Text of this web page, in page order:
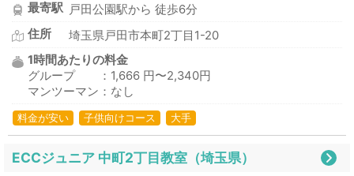
最寄駅 戸田公園駅から 徒歩6分
住所
埼玉県戸田市本町2丁目1-20
1時間あたりの料金
グループ ：1,666 円〜2,340円
マンツーマン：なし
料金が安い 子供向けコース 大手
ECCジュニア 中町2丁目教室（埼玉県）